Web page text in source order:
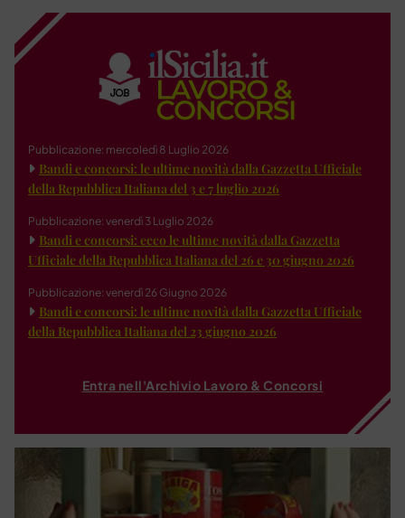
Pubblicazione: mercoledì 8 Luglio 2026
Bandi e concorsi: le ultime novità dalla Gazzetta Ufficiale
della Repubblica Italiana del 3 e 7 luglio 2026
Pubblicazione: venerdì 3 Luglio 2026
Bandi e concorsi: ecco le ultime novità dalla Gazzetta
Ufficiale della Repubblica Italiana del 26 e 30 giugno 2026
Pubblicazione: venerdì 26 Giugno 2026
Bandi e concorsi: le ultime novità dalla Gazzetta Ufficiale
della Repubblica Italiana del 23 giugno 2026
Entra nell'Archivio Lavoro & Concorsi